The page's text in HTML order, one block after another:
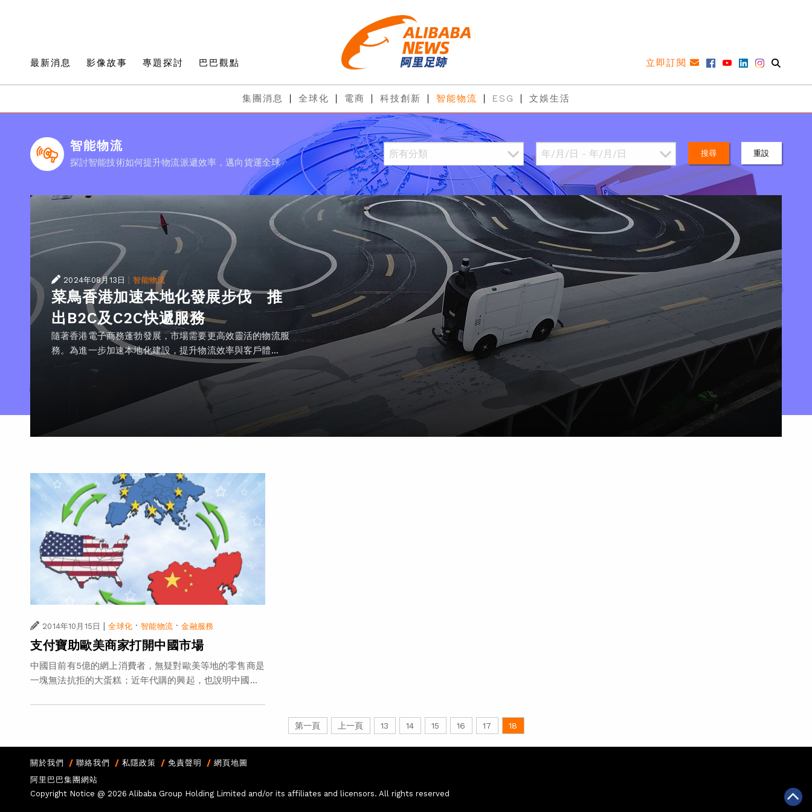
最新消息 影像故事 專題探討 巴巴觀點 立即訂閱
集團消息 全球化 電商 科技創新 智能物流 ESG 文娛生活
智能物流
探討智能技術如何提升物流派遞效率，邁向貨運全球
搜尋 重設
2024年08月13日 |智能物流
菜鳥香港加速本地化發展步伐 推
出B2C及C2C快遞服務
隨著香港電子商務蓬勃發展，市場需要更高效靈活的物流服
務。為進一步加速本地化建設，提升物流效率與客戶體...
2014年10月15日 全球化·智能物流·金融服務
支付寶助歐美商家打開中國市場
中國目前有5億的網上消費者，無疑對歐美等地的零售商是
一塊無法抗拒的大蛋糕；近年代購的興起，也說明中國...
第一頁 上一頁 13 14 15 16 17 18
關於我們 聯絡我們 私隱政策 免責聲明
網頁地圖
阿里巴巴集團網站
Copyright Notice @ 2026 Alibaba Group Holding Limited and/or its affiliates and licensors. All rights reserved